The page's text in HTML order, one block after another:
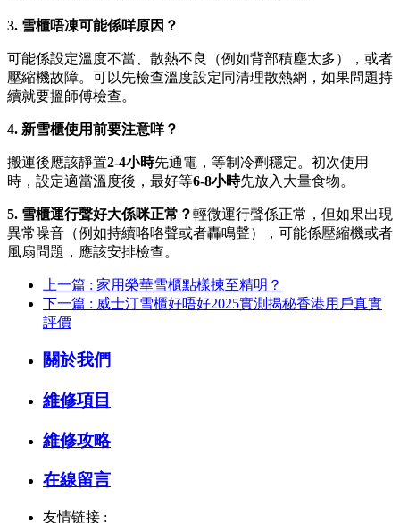
3. 雪櫃唔凍可能係咩原因？
可能係設定溫度不當、散熱不良（例如背部積塵太多），或者
壓縮機故障。可以先檢查溫度設定同清理散熱網，如果問題持
續就要搵師傅檢查。
4. 新雪櫃使用前要注意咩？
搬運後應該靜置2-4小時先通電，等制冷劑穩定。初次使用
時，設定適當溫度後，最好等6-8小時先放入大量食物。
5. 雪櫃運行聲好大係咪正常？輕微運行聲係正常，但如果出現
異常噪音（例如持續咯咯聲或者轟鳴聲），可能係壓縮機或者
風扇問題，應該安排檢查。
上一篇 : 家用榮華雪櫃點樣揀至精明？
下一篇 : 威士汀雪櫃好唔好2025實測揭秘香港用戶真實
評價
關於我們
維修項目
維修攻略
在線留言
友情链接 :